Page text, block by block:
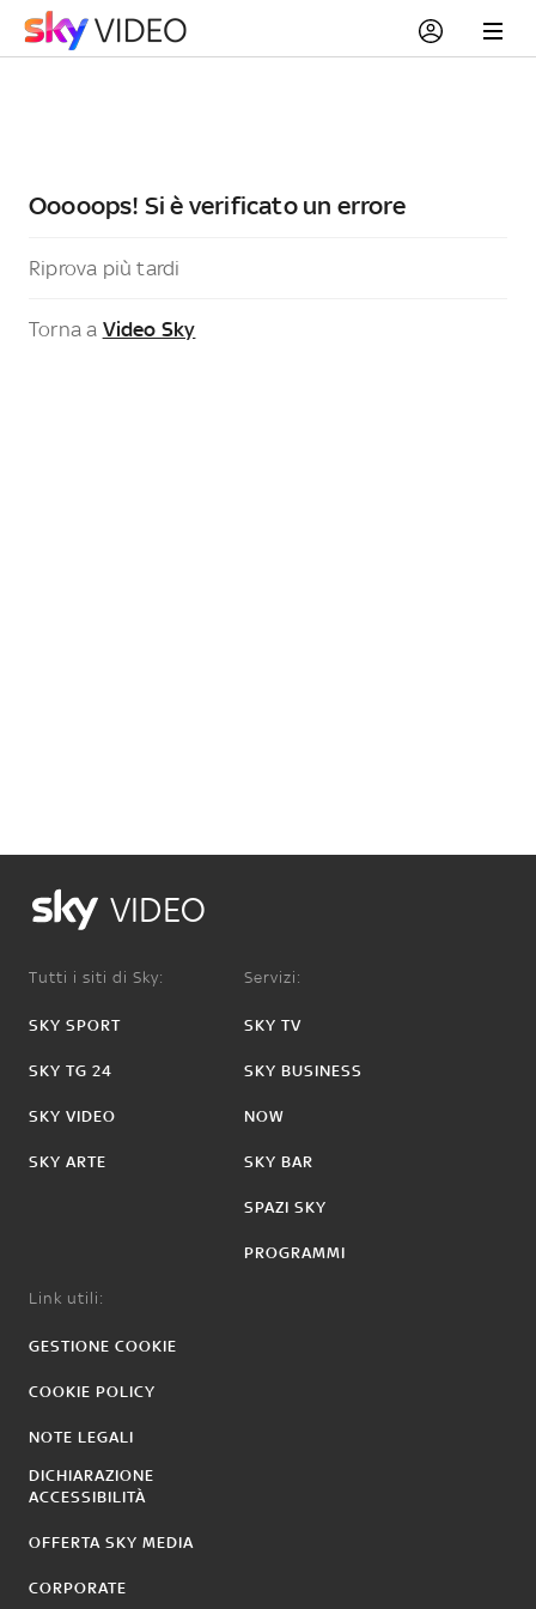
Ooooops! Si è verificato un errore
Riprova più tardi
Torna a Video Sky
VIDEO
Tutti i siti di Sky:
SKY SPORT
SKY TG 24
SKY VIDEO
SKY ARTE
Servizi:
SKY TV
SKY BUSINESS
NOW
SKY BAR
SPAZI SKY
PROGRAMMI
Link utili:
GESTIONE COOKIE
COOKIE POLICY
NOTE LEGALI
DICHIARAZIONE
ACCESSIBILITÀ
OFFERTA SKY MEDIA
CORPORATE